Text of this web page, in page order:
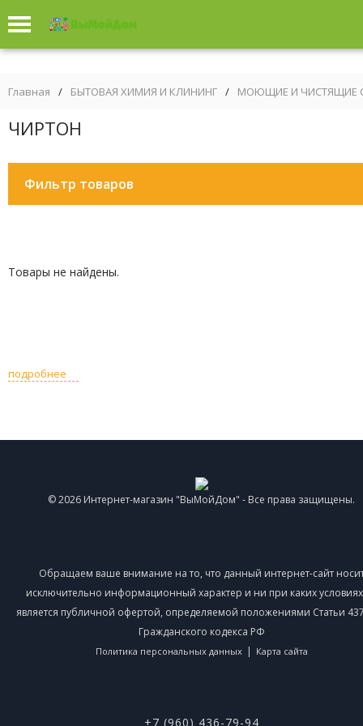
Главная / БЫТОВАЯ ХИМИЯ И КЛИНИНГ / МОЮЩИЕ И ЧИСТЯЩИЕ
ЧИРТОН
Фильтр товаров
Товары не найдены.
подробнее
© 2026 Интернет-магазин "ВыМойДом" - Все права защищены.
Обращаем ваше внимание на то, что данный интернет-сайт
исключительно информационный характер и ни при каких
является публичной офертой, определяемой положениями Статьи
Гражданского кодекса РФ
Политика персональных данных | Карта сайта
+7 (960) 436-79-94